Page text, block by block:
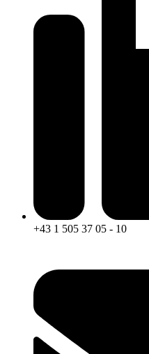
+43 1 505 37 05 - 10